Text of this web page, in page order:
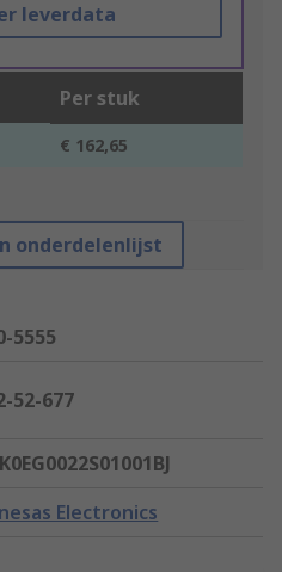
leverdata
Per stuk
€ 162,65
onderdelenlijst
5555
52-677
Electronics